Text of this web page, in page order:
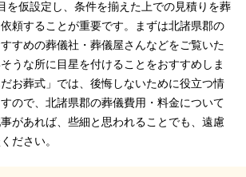
を仮設定し、条件を揃えた上での見積りを葬
頼することが重要です。まずは北諸県郡の
すめの葬儀社・葬儀屋さんなどをご覧いた
うな所に目星を付けることをおすすめしま
お葬式」では、後悔しないために役立つ情
ので、北諸県郡の葬儀費用・料金について
があれば、些細と思われることでも、遠慮
ださい。